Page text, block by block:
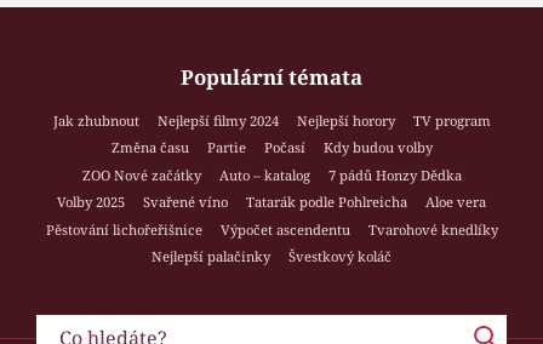
Populární témata
Jak zhubnout Nejlepší filmy 2024 Nejlepší horory
TV program
Změna času
Partie Počasí
Kdy budou volby
ZOO Nové začátky
Auto – katalog
7 pádů Honzy Dědka
Volby 2025
Svařené víno Tatarák podle Pohlreicha
Aloe vera
Pěstování lichořeřišnice
Výpočet ascendentu
Tvarohové knedlíky
Nejlepší palačinky
Švestkový koláč